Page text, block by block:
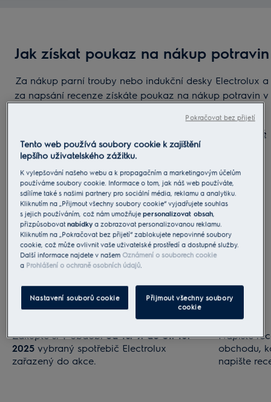
Jak získat poukaz na nákup potravin
Za nákup parní trouby nebo indukční desky Electrolux a
za napsání recenze získáte poukaz na nákup potravin v
Seznam modelů zařazených do akce včetně příslušné
hodnoty poukazu naleznete zde
Nákup
Zakupte si v obdobíod 16. 9. do 31. 10.
2025 vybraný spotřebič Electrolux
zařazený do akce.
Napište
obchodu,
napište
Tento web používá soubory cookie k zajištění
lepšího uživatelského zážitku.
K vylepšování našeho webu a k propagačním a marketingovým účelům
používáme soubory cookie. Informace o tom, jak náš web používáte,
sdílíme také s našimi partnery pro sociální média, reklamu a analytiku.
Kliknutím na „Přijmout všechny soubory cookie“ vyjadřujete souhlas
s jejich používáním, což nám umožňujepersonalizovat obsah,
přizpůsobovatnabídky a zobrazovat personalizovanou reklamu.
Kliknutím na „Pokračovat bez přijetí“ zablokujete nepovinné soubory
cookie, což může ovlivnit vaše uživatelské prostředí a dostupné služby.
Další informace najdete v našem Oznámení o souborech cookie
a Prohlášení o ochraně osobních údajů.
Nastavení souborů cookie
Přijmout všechny soubory
cookie
Pokračovat bez přijetí